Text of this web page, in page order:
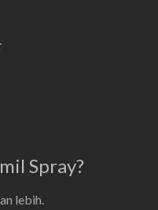
Spray?
lebih.